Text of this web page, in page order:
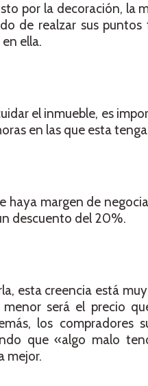
por la decoración, la
de realzar sus
ella.
el inmueble, es
en las que esta
haya margen de
descuento del 20%.
esta creencia está
será el precio
los compradores
que «algo malo
mejor.